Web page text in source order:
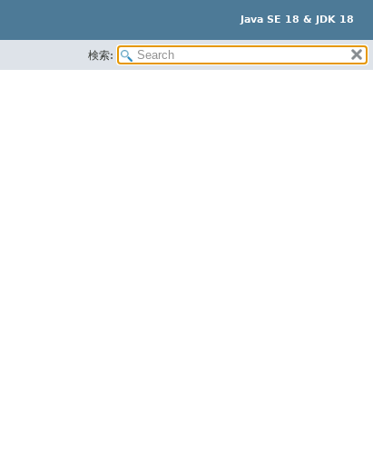
Java SE 18 & JDK 18
検索: